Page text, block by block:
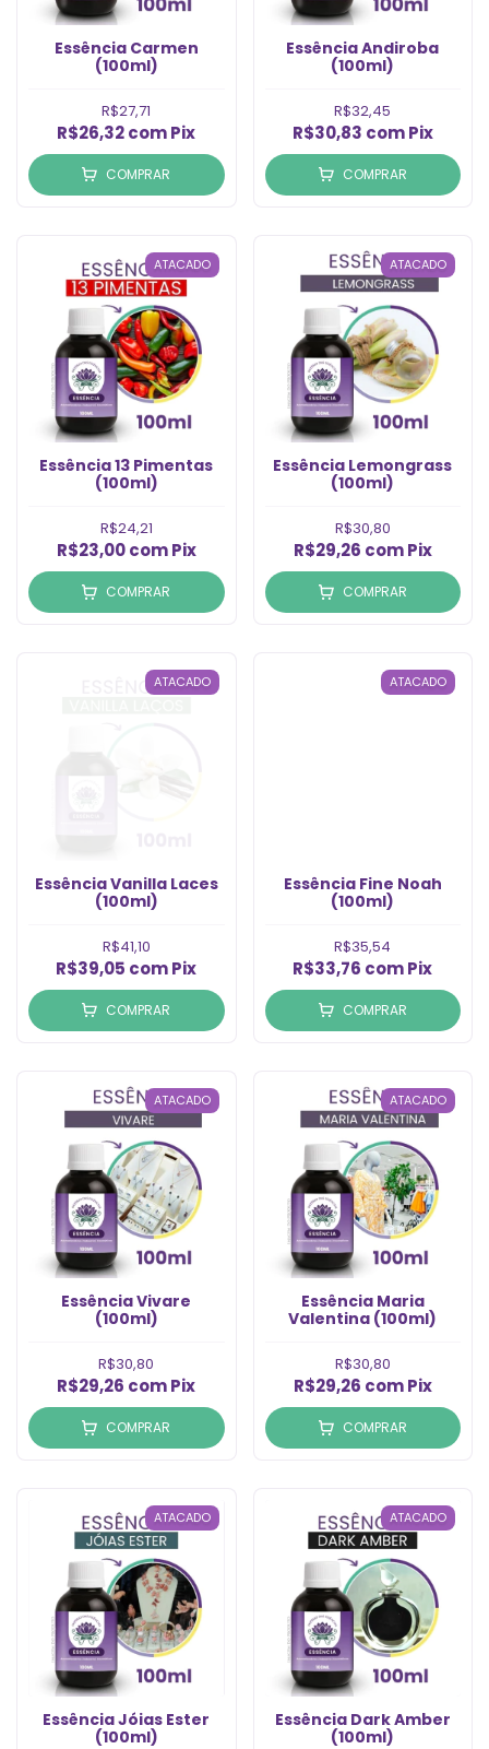
Essência Carmen
(100ml)
R$27,71
R$26,32comPix
COMPRAR
Essência Andiroba
(100ml)
R$32,45
R$30,83 com Pix
COMPRAR
ATACADO
Essência 13 Pimentas
(100ml)
R$24,21
R$23,00com Pix
COMPRAR
ATACADO
Essência Lemongrass
(100ml)
R$30,80
R$29,26 com Pix
COMPRAR
ATACADO
Essência Vanilla Laces
(100ml)
R$41,10
R$39,05 comPix
COMPRAR
ATACADO
Essência Fine Noah
(100ml)
R$35,54
R$33,76 comPix
COMPRAR
ATACADO
Essência Vivare
(100ml)
R$30,80
R$29,26 comPix
COMPRAR
ATACADO
Essência Maria
Valentina (100ml)
R$30,80
R$29,26 com Pix
COMPRAR
ATACADO
Essência Jóias Ester
(100ml)
ATACADO
Essência Dark Amber
(100ml)